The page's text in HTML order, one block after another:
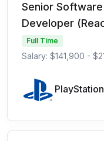
Senior
Developer
Full Time
Salary: $141,900 -